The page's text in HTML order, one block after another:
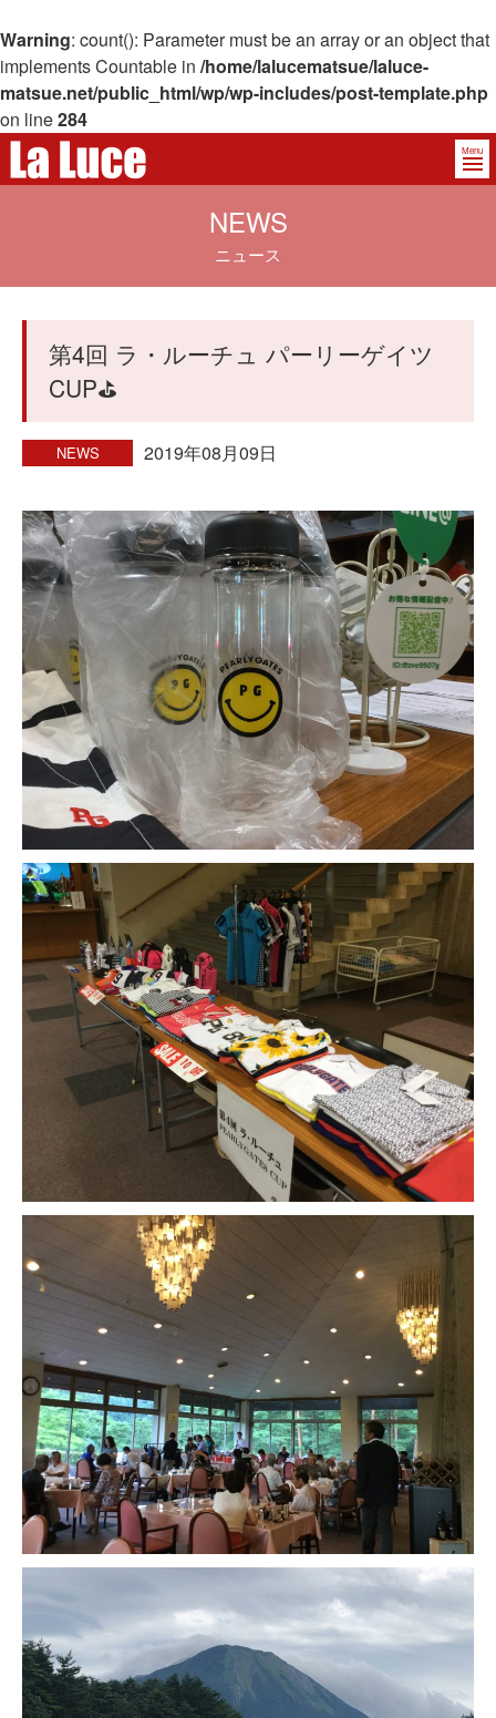
Warning: count(): Parameter must be an array or an object that
implements Countable in /home/lalucematsue/laluce-
matsue.net/public_html/wp/wp-includes/post-template.php
on line284
Menu
NEWS
ニュース
第4回 ラ・ルーチュ パーリーゲイツ
CUP⛳️
NEWS 2019年08月09日